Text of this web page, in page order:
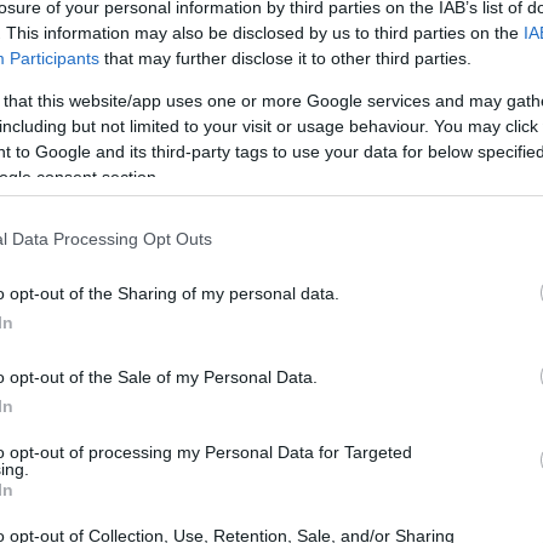
of your personal information by third parties on the IAB’s list of
This information may also be disclosed by us to third parties on the
Participants that may further disclose it to other third parties.
that this website/app uses one or more Google services and may
but not limited to your visit or usage behaviour. You may
to Google and its third-party tags to use your data for below
consent section.
Data Processing Opt Outs
opt-out of the Sharing of my personal data.
opt-out of the Sale of my Personal Data.
opt-out of processing my Personal Data for Targeted
opt-out of Collection, Use, Retention, Sale, and/or Sharing
de esqui
sangria para os entusiastas do esqui, com
De acordo com a última pesquisa da
na virada do Ano Novo aumentou14%em relação
orçamento médio de3.125 eurospara a estadia de
como Bormio, Madonna di Campiglio,